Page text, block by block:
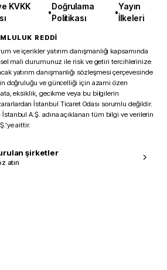
KVKK
•
Doğrulama
Politikası
•
Yayın
İlkeleri
REDDİ
ve içerikler yatırım danışmanlığı kapsamında
mali durumunuz ile risk ve getiri tercihlerinize
yatırım danışmanlığı sözleşmesi çerçevesinde
doğruluğu ve güncelliği için azami özen
eksiklik, gecikme veya bu bilgilerin
İstanbul Ticaret Odası sorumlu değildir.
A.Ş. adına açıklanan tüm bilgi ve verilerin
aittir.
şirketler
atın